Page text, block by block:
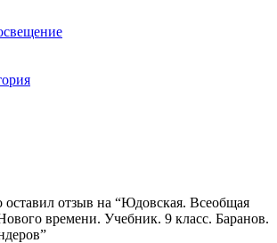
оставил отзыв на “Юдовская. Всеобщая
времени. Учебник. 9 класс. Баранов.